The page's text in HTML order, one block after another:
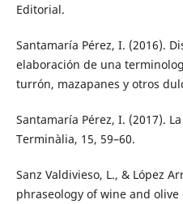
Editorial.
Santamaría Pérez, I. (2016).
elaboración de una
turrón, mazapanes y otros
Santamaría Pérez, I. (2017).
Terminàlia, 15, 59–60.
Sanz Valdivieso, L., & López
phraseology of wine and